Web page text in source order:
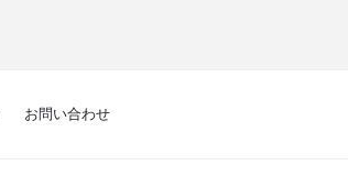
お問い合わせ